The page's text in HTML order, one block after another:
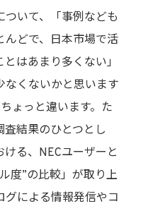
いて、「事例なども
んどで、日本市場で活
はあまり多くない」
なくないかと思います
ょっと違います。た
結果のひとつとし
る、NECユーザーと
度”の比較」が取り上
グによる情報発信やコ